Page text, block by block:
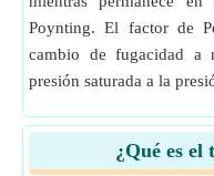
Poynting. El factor de
cambio de fugacidad a
presión saturada a la
¿Qué es el